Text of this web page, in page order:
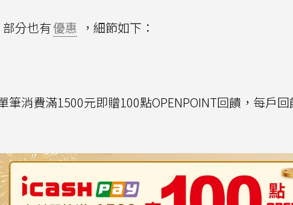
部分也有優惠 ，細節如下：
筆消費滿1500元即贈100點OPENPOINT回饋，每戶